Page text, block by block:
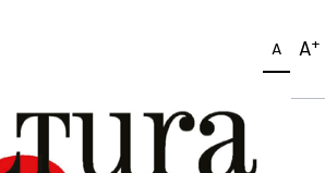
A A+